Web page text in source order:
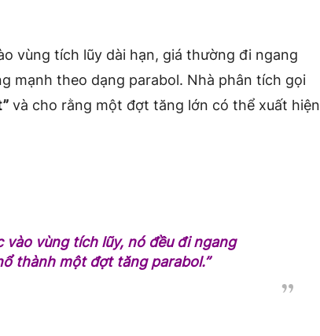
vùng tích lũy dài hạn, giá thường đi ngang
mạnh theo dạng parabol. Nhà phân tích gọi
và cho rằng một đợt tăng lớn có thể xuất hiện
vào vùng tích lũy, nó đều đi ngang
thành một đợt tăng parabol.”